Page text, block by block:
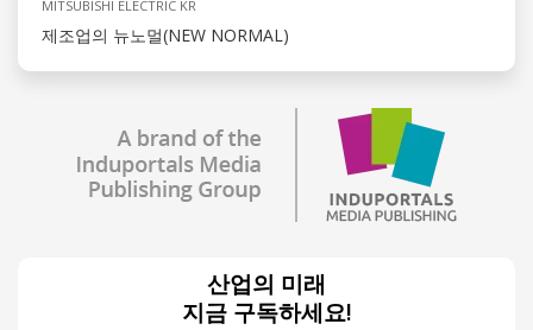
MITSUBISHI ELECTRIC KR
제조업의 뉴노멀(NEW NORMAL)
산업의 미래
지금 구독하세요!